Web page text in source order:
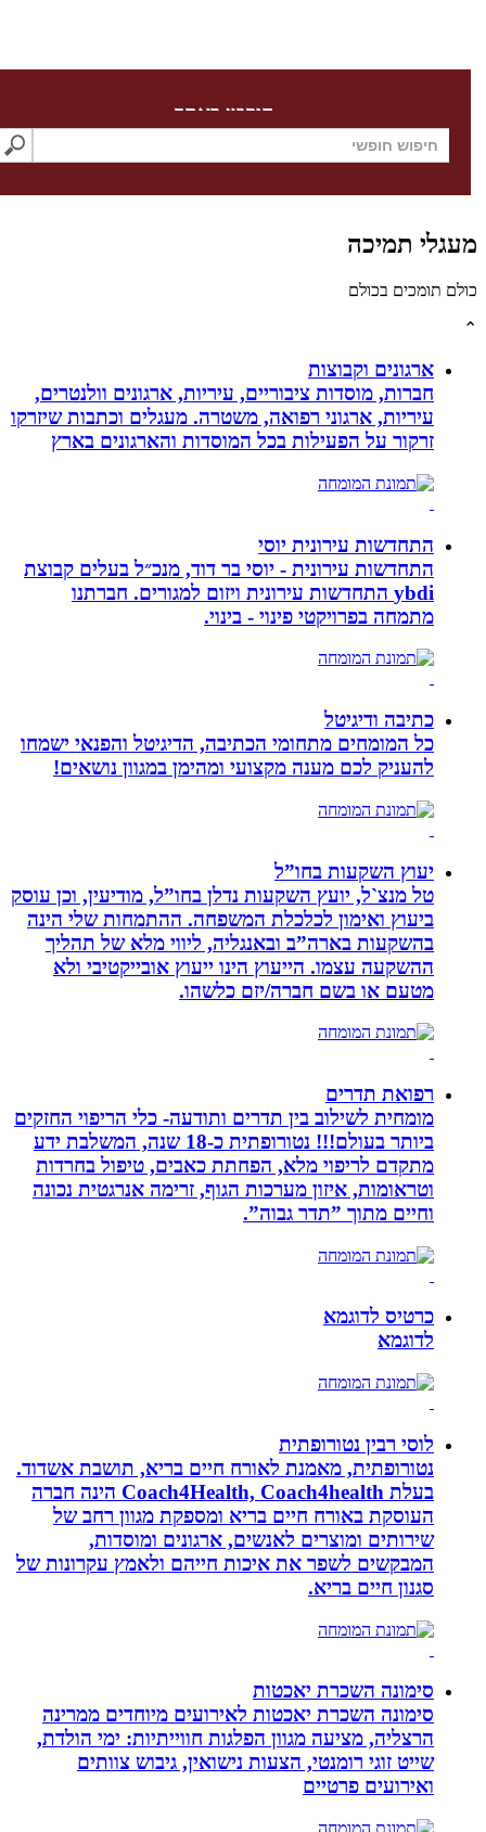
חיפוש באתר
תמיכה
בכולם
ארגונים וקבוצות
חברות, מוסדות ציבוריים, עיריות, ארגונים וולנטרים,
עיריות, ארגוני רפואה, משטרה. מעגלים וכתבות שיזרקו
זרקור על הפעילות בכל המוסדות והארגונים בארץ
התחדשות עירונית יוסי
התחדשות עירונית - יוסי בר דוד, מנכ״ל בעלים קבוצת
ybdi התחדשות עירונית ויזום למגורים. חברתנו
מתמחה בפרויקטי פינוי - בינוי.
כתיבה ודיגיטל
כל המומחים מתחומי הכתיבה, הדיגיטל והפנאי ישמחו
להעניק לכם מענה מקצועי ומהימן במגוון נושאים!
יעוץ השקעות בחו”ל
טל מנצ`ל, יועץ השקעות נדלן בחו”ל, מודיעין, וכן עוסק
ביעוץ ואימון לכלכלת המשפחה. ההתמחות שלי הינה
בהשקעות בארה”ב ובאנגליה, ליווי מלא של תהליך
ההשקעה עצמו. הייעוץ הינו ייעוץ אובייקטיבי ולא
מטעם או בשם חברה/יזם כלשהו.
רפואת תדרים
מומחית לשילוב בין תדרים ותודעה- כלי הריפוי החזקים
ביותר בעולם!!! נטורופתית כ-18 שנה, המשלבת ידע
מתקדם לריפוי מלא, הפחתת כאבים, טיפול בחרדות
וטראומות, איזון מערכות הגוף, זרימה אנרגטית נכונה
וחיים מתוך ”תדר גבוה”.
כרטיס לדוגמא
לדוגמא
לוסי רבין נטורופתית
נטורופתית, מאמנת לאורח חיים בריא, תושבת אשדוד.
בעלת Coach4Health, Coach4health הינה חברה
העוסקת באורח חיים בריא ומספקת מגוון רחב של
שירותים ומוצרים לאנשים, ארגונים ומוסדות,
המבקשים לשפר את איכות חייהם ולאמץ עקרונות של
סגנון חיים בריא.
סימונה השכרת יאכטות
סימונה השכרת יאכטות לאירועים מיוחדים ממרינה
הרצליה, מציעה מגוון הפלגות חווייתיות: ימי הולדת,
שייט זוגי רומנטי, הצעות נישואין, גיבוש צוותים
ואירועים פרטיים